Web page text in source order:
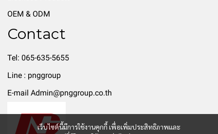
เว็บไซต์นี้มีการใช้งานคุกกี้ เพื่อเพิ่มประสิทธิภาพและ
OEM & ODM
Contact
Tel: 065-635-5655
Line : pnggroup
E-mail Admin@pnggroup.co.th